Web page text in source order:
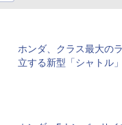
ホンダ、クラス最大の
立する新型「シャトル